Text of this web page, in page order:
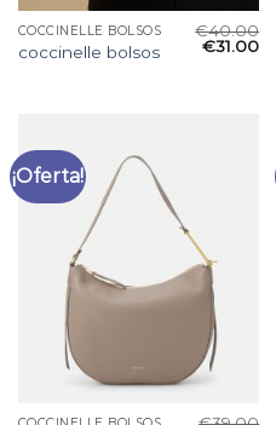
COCCINELLE BOLSOS
coccinelle bolsos
€40.00
€31.00
¡Oferta!